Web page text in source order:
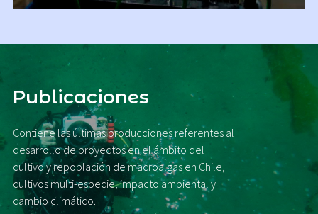
Publicaciones
Contiene las últimas producciones referentes al
desarrollo de proyectos en el ámbito del
cultivo y repoblación de macroalgas en Chile,
cultivos multi-especie, impacto ambiental y
cambio climático.